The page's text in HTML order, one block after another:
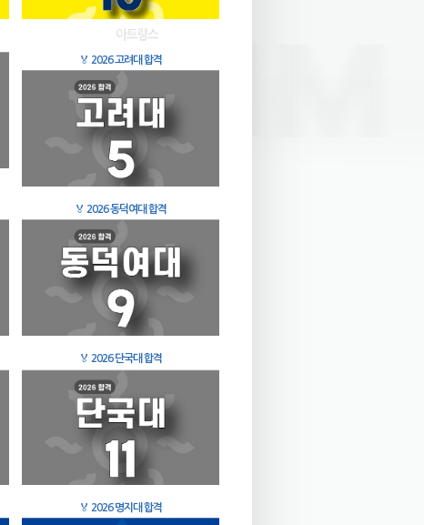
🏅 2026 고려대 합격
🏅 2026 동덕여대 합격
🏅 2026 단국대 합격
🏅 2026 명지대 합격